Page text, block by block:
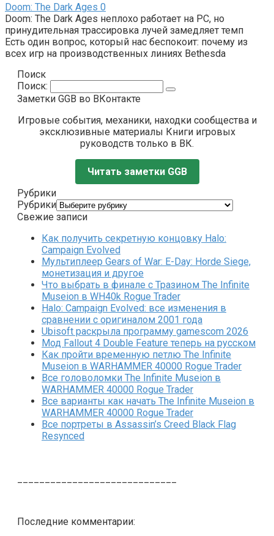
Doom: The Dark Ages 0
Doom: The Dark Ages неплохо работает на РС, но
принудительная трассировка лучей замедляет темп
Есть один вопрос, который нас беспокоит: почему из
всех игр на производственных линиях Bethesda
Поиск
Поиск:
Заметки GGB во ВКонтакте
Игровые события, механики, находки сообщества и
эксклюзивные материалы Книги игровых
руководств только в ВК.
Читать заметки GGB
Рубрики
Рубрики
Свежие записи
Как получить секретную концовку Halo:
Campaign Evolved
Мультиплеер Gears of War: E-Day: Horde Siege,
монетизация и другое
Что выбрать в финале с Тразином The Infinite
Museion в WH40k Rogue Trader
Halo: Campaign Evolved: все изменения в
сравнении с оригиналом 2001 года
Ubisoft раскрыла программу gamescom 2026
Мод Fallout 4 Double Feature теперь на русском
Как пройти временную петлю The Infinite
Museion в WARHAMMER 40000 Rogue Trader
Все головоломки The Infinite Museion в
WARHAMMER 40000 Rogue Trader
Все варианты как начать The Infinite Museion в
WARHAMMER 40000 Rogue Trader
Все портреты в Assassin’s Creed Black Flag
Resynced
Последние комментарии: